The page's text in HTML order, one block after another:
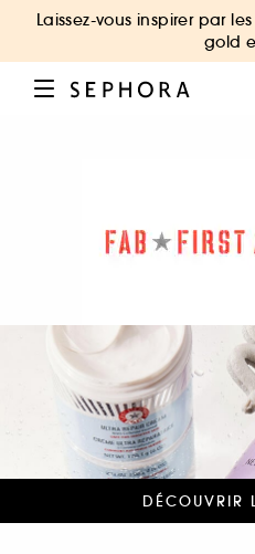
Laissez-vous inspirer par
gold
DÉCOUVRIR